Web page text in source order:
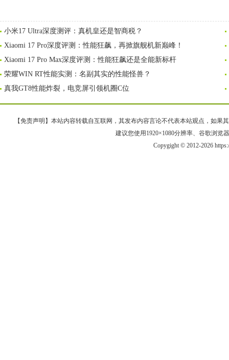
小米17 Ultra深度测评：真机皇还是智商税？
Xiaomi 17 Pro深度评测：性能狂飙，再掀旗舰机新巅峰！
Xiaomi 17 Pro Max深度评测：性能狂飙还是全能新标杆
荣耀WIN RT性能实测：名副其实的性能怪兽？
真我GT8性能炸裂，电竞屏引领机圈C位
【免责声明】本站内容转载自互联网，其发布内容言论不代表本站观点，如果
建议您使用1920×1080分辨率、谷歌浏览
Copygight © 2012-2026